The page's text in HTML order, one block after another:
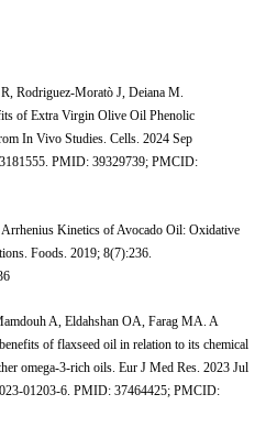
Rodriguez-Moratò J, Deiana M.
of Extra Virgin Olive Oil Phenolic
In Vivo Studies. Cells. 2024 Sep
PMID: 39329739; PMCID:
Kinetics of Avocado Oil: Oxidative
Foods. 2019; 8(7):236.
A, Eldahshan OA, Farag MA. A
of flaxseed oil in relation to its chemical
omega-3-rich oils. Eur J Med Res. 2023 Jul
01203-6. PMID: 37464425; PMCID: